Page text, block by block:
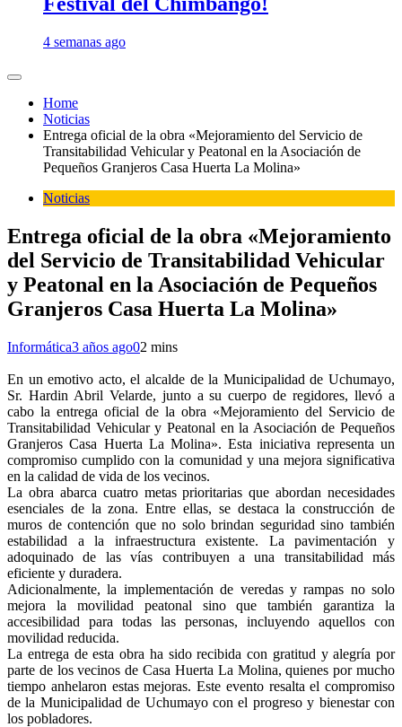
4 semanas ago
Home
Noticias
Entrega oficial de la obra «Mejoramiento del Servicio de
Transitabilidad Vehicular y Peatonal en la Asociación de
Pequeños Granjeros Casa Huerta La Molina»
Noticias
Entrega oficial de la obra «Mejoramiento
del Servicio de Transitabilidad Vehicular
y Peatonal en la Asociación de Pequeños
Granjeros Casa Huerta La Molina»
Informática3 años ago02 mins
En un emotivo acto, el alcalde de la Municipalidad de Uchumayo,
Sr. Hardin Abril Velarde, junto a su cuerpo de regidores, llevó a
cabo la entrega oficial de la obra «Mejoramiento del Servicio de
Transitabilidad Vehicular y Peatonal en la Asociación de Pequeños
Granjeros Casa Huerta La Molina». Esta iniciativa representa un
compromiso cumplido con la comunidad y una mejora significativa
en la calidad de vida de los vecinos.
La obra abarca cuatro metas prioritarias que abordan necesidades
esenciales de la zona. Entre ellas, se destaca la construcción de
muros de contención que no solo brindan seguridad sino también
estabilidad a la infraestructura existente. La pavimentación y
adoquinado de las vías contribuyen a una transitabilidad más
eficiente y duradera.
Adicionalmente, la implementación de veredas y rampas no solo
mejora la movilidad peatonal sino que también garantiza la
accesibilidad para todas las personas, incluyendo aquellos con
movilidad reducida.
La entrega de esta obra ha sido recibida con gratitud y alegría por
parte de los vecinos de Casa Huerta La Molina, quienes por mucho
tiempo anhelaron estas mejoras. Este evento resalta el compromiso
de la Municipalidad de Uchumayo con el progreso y bienestar con
los pobladores.